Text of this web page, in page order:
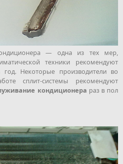
— одна из тех мер,
техники рекомендуют
Некоторые производители во
сплит-системы рекомендуют
кондиционера раз в пол